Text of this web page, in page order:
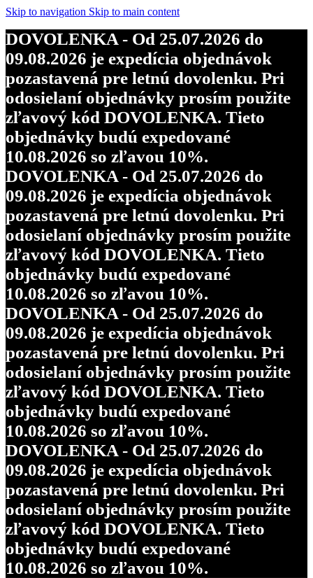
Skip to navigation Skip to main content
10.08.2026 so zľavou 10%.
DOVOLENKA - Od 25.07.2026 do
09.08.2026 je expedícia objednávok
pozastavená pre letnú dovolenku. Pri
odosielaní objednávky prosím použite
zľavový kód DOVOLENKA. Tieto
objednávky budú expedované
10.08.2026 so zľavou 10%.
DOVOLENKA - Od 25.07.2026 do
09.08.2026 je expedícia objednávok
pozastavená pre letnú dovolenku. Pri
odosielaní objednávky prosím použite
zľavový kód DOVOLENKA. Tieto
objednávky budú expedované
10.08.2026 so zľavou 10%.
DOVOLENKA - Od 25.07.2026 do
09.08.2026 je expedícia objednávok
pozastavená pre letnú dovolenku. Pri
odosielaní objednávky prosím použite
zľavový kód DOVOLENKA. Tieto
objednávky budú expedované
10.08.2026 so zľavou 10%.
DOVOLENKA - Od 25.07.2026 do
09.08.2026 je expedícia objednávok
pozastavená pre letnú dovolenku. Pri
odosielaní objednávky prosím použite
zľavový kód DOVOLENKA. Tieto
objednávky budú expedované
10.08.2026 so zľavou 10%.
DOVOLENKA - Od 25.07.2026 do
09.08.2026 je expedícia objednávok
pozastavená pre letnú dovolenku. Pri
odosielaní objednávky prosím použite
zľavový kód DOVOLENKA. Tieto
objednávky budú expedované
10.08.2026 so zľavou 10%.
DOVOLENKA - Od 25.07.2026 do
09.08.2026 je expedícia objednávok
pozastavená pre letnú dovolenku. Pri
odosielaní objednávky prosím použite
zľavový kód DOVOLENKA. Tieto
objednávky budú expedované
10.08.2026 so zľavou 10%.